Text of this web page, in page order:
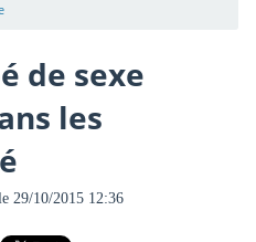
de sexe
les
29/10/2015 12:36